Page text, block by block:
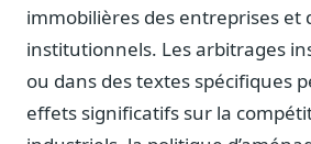
immobilières des entreprises et
institutionnels. Les arbitrages
ou dans des textes spécifiques
effets significatifs sur la